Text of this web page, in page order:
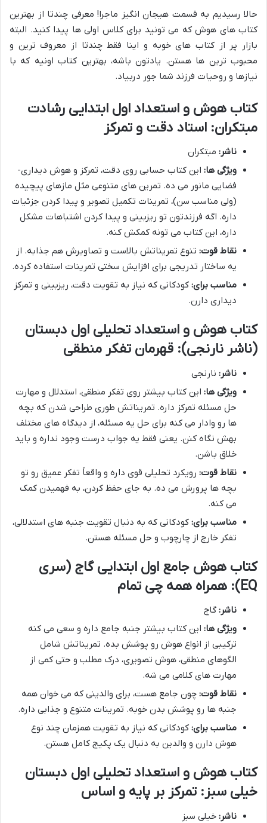
حالا رسیدیم به قسمت هیجان انگیز ماجرا! معرفی چندتا از بهترین
کتاب های هوش که می تونید برای کلاس اولی ها پیدا کنید. البته
بازار پر از کتاب های خوبه و اینا فقط چندتا از معروف ترین و
محبوب ترین ها هستن. یادتون باشه، بهترین کتاب اونیه که با
نیازها و روحیات فرزند شما جور دربیاد.
کتاب هوش و استعداد اول ابتدایی رشادت
مبتکران: استاد دقت و تمرکز
ناشر: مبتکران
ویژگی ها: این کتاب حسابی روی دقت، تمرکز و هوش دیداری-
فضایی مانور می ده. تمرین های متنوعی مثل مازهای پیچیده
(ولی مناسب سن)، تمرینات تکمیل تصویر و پیدا کردن جزئیات
داره. اگه فرزندتون تو ریزبینی و پیدا کردن اشتباهات مشکل
داره، این کتاب می تونه کمکش کنه.
نقاط قوت: تنوع تمریناتش بالاست و تصاویرش هم جذابه. از
یه ساختار تدریجی برای افزایش سختی تمرینات استفاده کرده.
مناسب برای: کودکانی که نیاز به تقویت دقت، ریزبینی و تمرکز
دیداری دارن.
کتاب هوش و استعداد تحلیلی اول دبستان
(ناشر نارنجی): قهرمان تفکر منطقی
ناشر: نارنجی
ویژگی ها: این کتاب بیشتر روی تفکر منطقی، استدلال و مهارت
حل مسئله تمرکز داره. تمریناتش طوری طراحی شدن که بچه
ها رو وادار می کنه برای حل یه مسئله، از دیدگاه های مختلف
بهش نگاه کنن. یعنی فقط یه جواب درست وجود نداره و باید
خلاق باشن.
نقاط قوت: رویکرد تحلیلی قوی داره و واقعاً تفکر عمیق رو تو
بچه ها پرورش می ده. به جای حفظ کردن، به فهمیدن کمک
می کنه.
مناسب برای: کودکانی که به دنبال تقویت جنبه های استدلالی،
تفکر خارج از چارچوب و حل مسئله هستن.
کتاب هوش جامع اول ابتدایی گاج (سری
EQ): همراه همه چی تمام
ناشر: گاج
ویژگی ها: این کتاب بیشتر جنبه جامع داره و سعی می کنه
ترکیبی از انواع هوش رو پوشش بده. تمریناتش شامل
الگوهای منطقی، هوش تصویری، درک مطلب و حتی کمی از
مهارت های کلامی می شه.
نقاط قوت: چون جامع هست، برای والدینی که می خوان همه
جنبه ها رو پوشش بدن خوبه. تمرینات متنوع و جذابی داره.
مناسب برای: کودکانی که نیاز به تقویت همزمان چند نوع
هوش دارن و والدین به دنبال یک پکیج کامل هستن.
کتاب هوش و استعداد تحلیلی اول دبستان
خیلی سبز: تمرکز بر پایه و اساس
ناشر: خیلی سبز